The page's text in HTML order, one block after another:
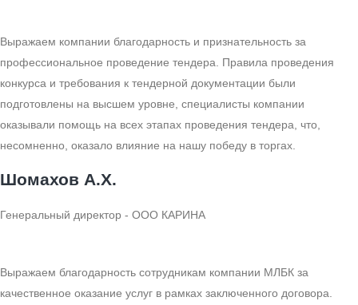
Выражаем компании благодарность и признательность за
профессиональное проведение тендера. Правила проведения
конкурса и требования к тендерной документации были
подготовлены на высшем уровне, специалисты компании
оказывали помощь на всех этапах проведения тендера, что,
несомненно, оказало влияние на нашу победу в торгах.
Шомахов А.Х.
Генеральный директор - ООО КАРИНА
Выражаем благодарность сотрудникам компании МЛБК за
качественное оказание услуг в рамках заключенного договора.